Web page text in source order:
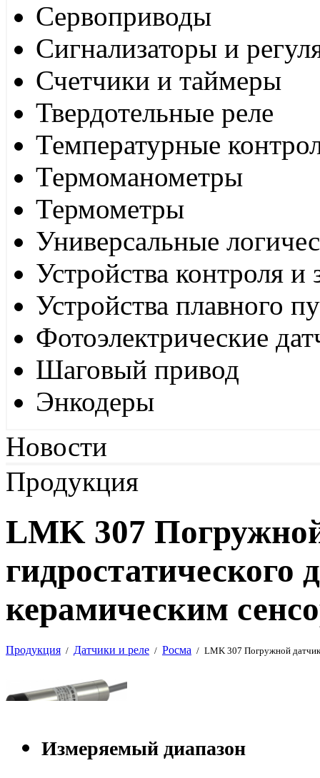
Сервоприводы
Сигнализаторы и
Счетчики и таймеры
Твердотельные реле
Температурные
Термоманометры
Термометры
Универсальные
Устройства контроля
Устройства плавного
Фотоэлектрические
Шаговый привод
Энкодеры
Новости
Продукция
LMK 307
гидростатического
керамическим
Продукция / Датчики и реле / Росма / LMK 307 Погружной датчик
Измеряемый диапазон